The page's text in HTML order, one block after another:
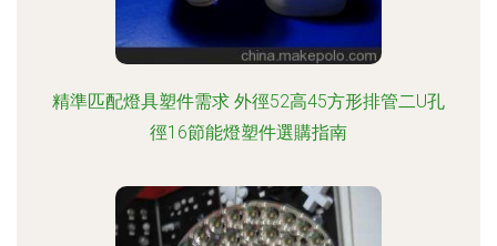
精準匹配燈具塑件需求 外徑52高45方形排管二U孔
徑16節能燈塑件選購指南